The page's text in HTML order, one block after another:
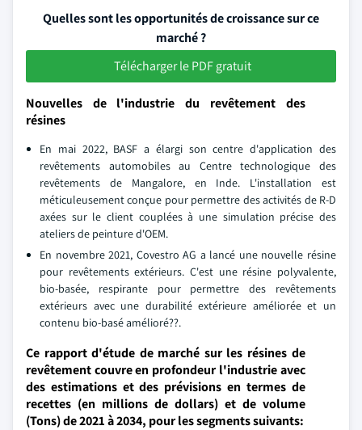
Quelles sont les opportunités de croissance sur ce
marché ?
Télécharger le PDF gratuit
Nouvelles de l'industrie du revêtement des
résines
En mai 2022, BASF a élargi son centre d'application des
revêtements automobiles au Centre technologique des
revêtements de Mangalore, en Inde. L'installation est
méticuleusement conçue pour permettre des activités de R-D
axées sur le client couplées à une simulation précise des
ateliers de peinture d'OEM.
En novembre 2021, Covestro AG a lancé une nouvelle résine
pour revêtements extérieurs. C'est une résine polyvalente,
bio-basée, respirante pour permettre des revêtements
extérieurs avec une durabilité extérieure améliorée et un
contenu bio-basé amélioré??.
Ce rapport d'étude de marché sur les résines de
revêtement couvre en profondeur l'industrie avec
des estimations et des prévisions en termes de
recettes (en millions de dollars) et de volume
(Tons) de 2021 à 2034, pour les segments suivants: